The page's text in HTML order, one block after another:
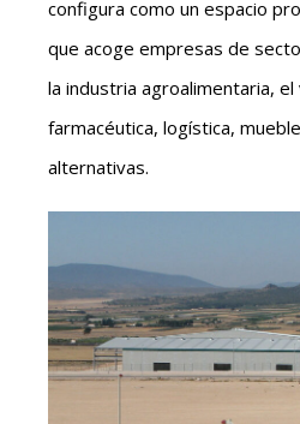
configura como un espacio
que acoge empresas de
la industria agroalimentaria,
farmacéutica, logística,
alternativas.